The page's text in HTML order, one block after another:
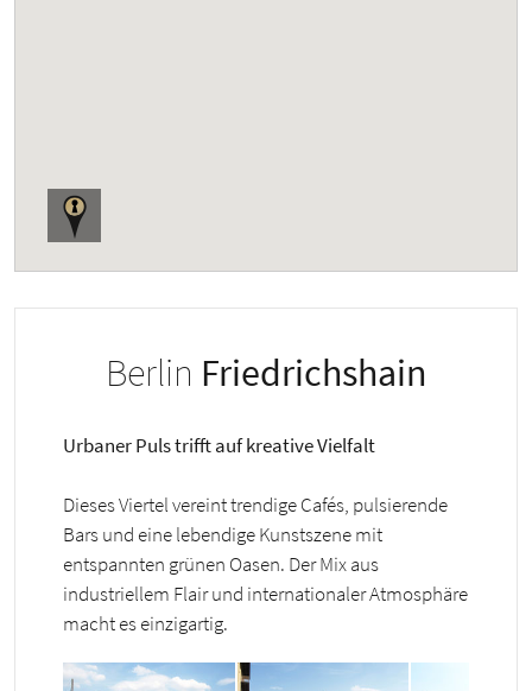
Berlin Friedrichshain
Urbaner Puls trifft auf kreative Vielfalt
Dieses Viertel vereint trendige Cafés, pulsierende
Bars und eine lebendige Kunstszene mit
entspannten grünen Oasen. Der Mix aus
industriellem Flair und internationaler Atmosphäre
macht es einzigartig.